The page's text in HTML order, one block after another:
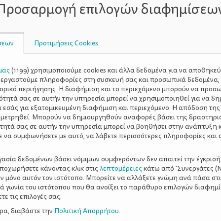
έντονα το άγχος αποχωρισμού.
και στηδιάρκεια του ύπνουτου παιδιού σου.Αν,
να φύγεις από κοντά του ή ξυπνά μέσα στηνύχτα και σε
αποκορύφωμα του μεταξύ των 10 με 18 μηνών και
άγχος αποχωρισμού
το μικρό σου να κλαίει ή να είναι αναστατωμένο.
λύση. Ναι! Και το άγχος αποχωρισμού θα το
όταν… σε χάνει από τα μάτια του.
και χώρους
μέρα μόνο στο δικό σας σπίτι, είναι λογικό να
επιλογών
Προτιμήσεις Cookies
(1199) χρησιμοποιούμε cookies και άλλα δεδομένα για να
πληροφορίες στη συσκευή σας και προσωπικά
περιήγησης. Η διαφήμιση και το περιεχόμενο μπορούν να
σας σε αυτήν την υπηρεσία μπορεί να χρησιμοποιηθεί για να
εσάς για εξατομικευμένη διαφήμιση και περιεχόμενο. Η απόδοση
Μπορούν να δημιουργηθούν αναφορές βάσει της
σας σε αυτήν την υπηρεσία μπορεί να βοηθήσει στην ανάπτυξη
να συμφωνήσετε με αυτό, να λάβετε περισσότερες πληροφορίες και
δεδομένων βάσει νόμιμων συμφερόντων δεν απαιτεί την
κάνοντας κλικ στις λεπτομέρειες κάτω από 'Συνεργάτες
μόνο αυτόν τον ιστότοπο. Μπορείτε να αλλάξετε γνώμη ανά πάσα
γωνία του ιστότοπου που θα ανοίξει το παράθυρο επιλογών
τις επιλογές σας.
διαβάστε την Πολιτική Απορρήτου.